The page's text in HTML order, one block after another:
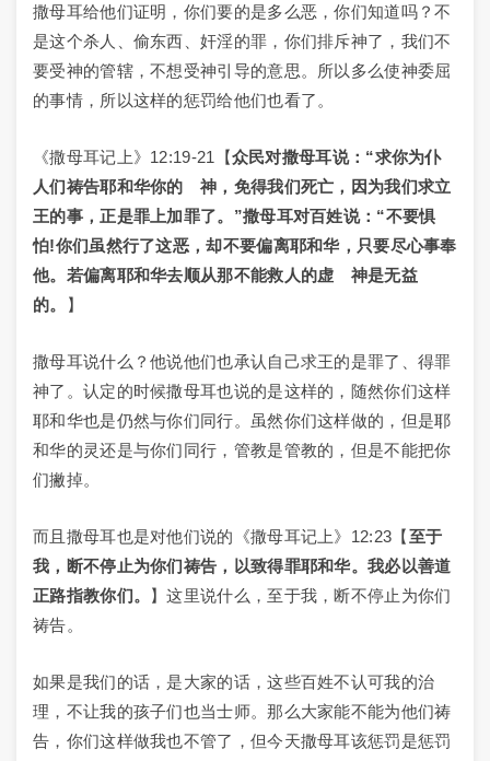
撒母耳给他们证明，你们要的是多么恶，你们知道吗？不
是这个杀人、偷东西、奸淫的罪，你们排斥神了，我们不
要受神的管辖，不想受神引导的意思。所以多么使神委屈
的事情，所以这样的惩罚给他们也看了。
《撒母耳记上》12:19-21【众民对撒母耳说：“求你为仆
人们祷告耶和华你的 神，免得我们死亡，因为我们求立
王的事，正是罪上加罪了。”撒母耳对百姓说：“不要惧
怕!你们虽然行了这恶，却不要偏离耶和华，只要尽心事奉
他。若偏离耶和华去顺从那不能救人的虚 神是无益
的。
】
撒母耳说什么？他说他们也承认自己求王的是罪了、得罪
神了。认定的时候撒母耳也说的是这样的，随然你们这样
耶和华也是仍然与你们同行。虽然你们这样做的，但是耶
和华的灵还是与你们同行，管教是管教的，但是不能把你
们撇掉。
而且撒母耳也是对他们说的《撒母耳记上》12:23【至于
我，断不停止为你们祷告，以致得罪耶和华。我必以善道
正路指教你们。
】这里说什么，至于我，断不停止为你们
祷告。
如果是我们的话，是大家的话，这些百姓不认可我的治
理，不让我的孩子们也当士师。那么大家能不能为他们祷
告，你们这样做我也不管了，但今天撒母耳该惩罚是惩罚